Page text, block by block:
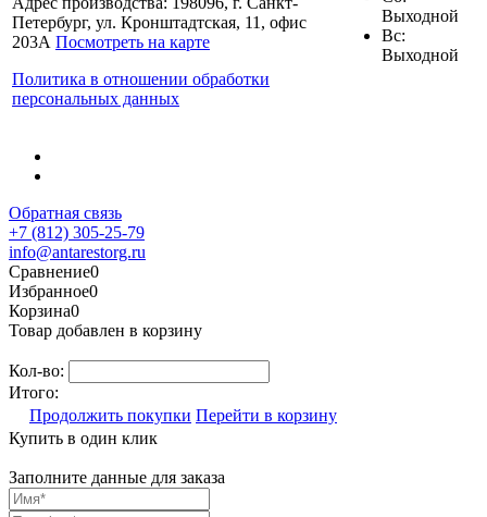
Петербург, ул. Кронштадтская, 11, офис
203А Посмотреть на карте
Политика в отношении обработки
персональных данных
Выходной
Вс:
Выходной
Обратная связь
+7 (812) 305-25-79
info@antarestorg.ru
Сравнение0
Избранное0
Корзина0
Товар добавлен в корзину
Кол-во:
Итого:
Продолжить покупки Перейти в корзину
Купить в один клик
Заполните данные для заказа